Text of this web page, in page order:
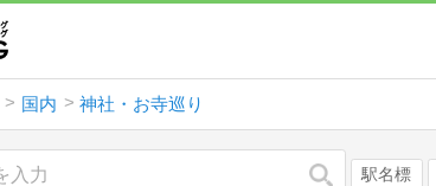
国内 神社・お寺巡り
検索 駅名標